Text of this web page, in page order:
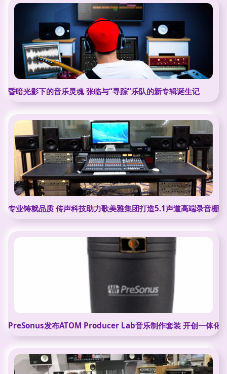
昏暗光影下的音乐灵魂 张临与“寻踪”乐队的新专辑诞生记
专业铸就品质 传声科技助力歌美雅集团打造5.1声道高端录音棚
PreSonus发布ATOM Producer Lab音乐制作套装 开创一体化